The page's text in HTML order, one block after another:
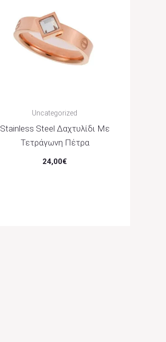
Uncategorized
Stainless Steel Δαχτυλίδι Με
Τετράγωνη Πέτρα
24,00€